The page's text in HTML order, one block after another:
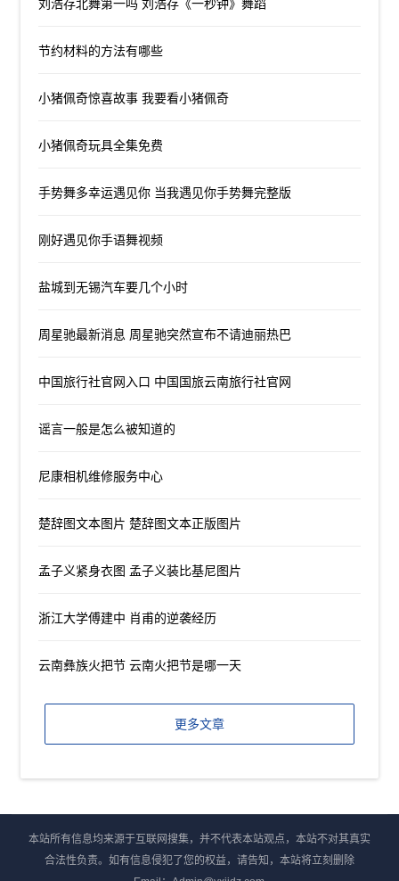
刘浩存北舞第一吗 刘浩存《一秒钟》舞蹈
节约材料的方法有哪些
小猪佩奇惊喜故事 我要看小猪佩奇
小猪佩奇玩具全集免费
手势舞多幸运遇见你 当我遇见你手势舞完整版
刚好遇见你手语舞视频
盐城到无锡汽车要几个小时
周星驰最新消息 周星驰突然宣布不请迪丽热巴
中国旅行社官网入口 中国国旅云南旅行社官网
谣言一般是怎么被知道的
尼康相机维修服务中心
楚辞图文本图片 楚辞图文本正版图片
孟子义紧身衣图 孟子义装比基尼图片
浙江大学傅建中 肖甫的逆袭经历
云南彝族火把节 云南火把节是哪一天
更多文章
本站所有信息均来源于互联网搜集，并不代表本站观点，本站不对其真实
合法性负责。如有信息侵犯了您的权益，请告知，本站将立刻删除